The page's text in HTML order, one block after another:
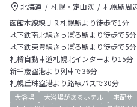
北海道 札幌・定山渓
札幌駅周
函館本線線ＪＲ札幌駅より徒歩で1分
地下鉄南北線さっぽろ駅より徒歩で5分
地下鉄東豊線さっぽろ駅より徒歩で5分
札樽自動車道札幌北インターより15分
新千歳空港より列車で36分
札幌丘珠空港より路線バスで30分
大浴場 大浴場があるホテル 宅配サ